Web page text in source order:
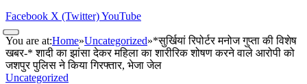
Facebook X (Twitter)YouTube
You are at:Home»Uncategorized»*सुर्खियां रिपोर्टर मनोज गुप्ता की विशेष
खबर-* शादी का झांसा देकर महिला का शारीरिक शोषण करने वाले आरोपी को
जशपुर पुलिस ने किया गिरफ्तार, भेजा जेल
Uncategorized